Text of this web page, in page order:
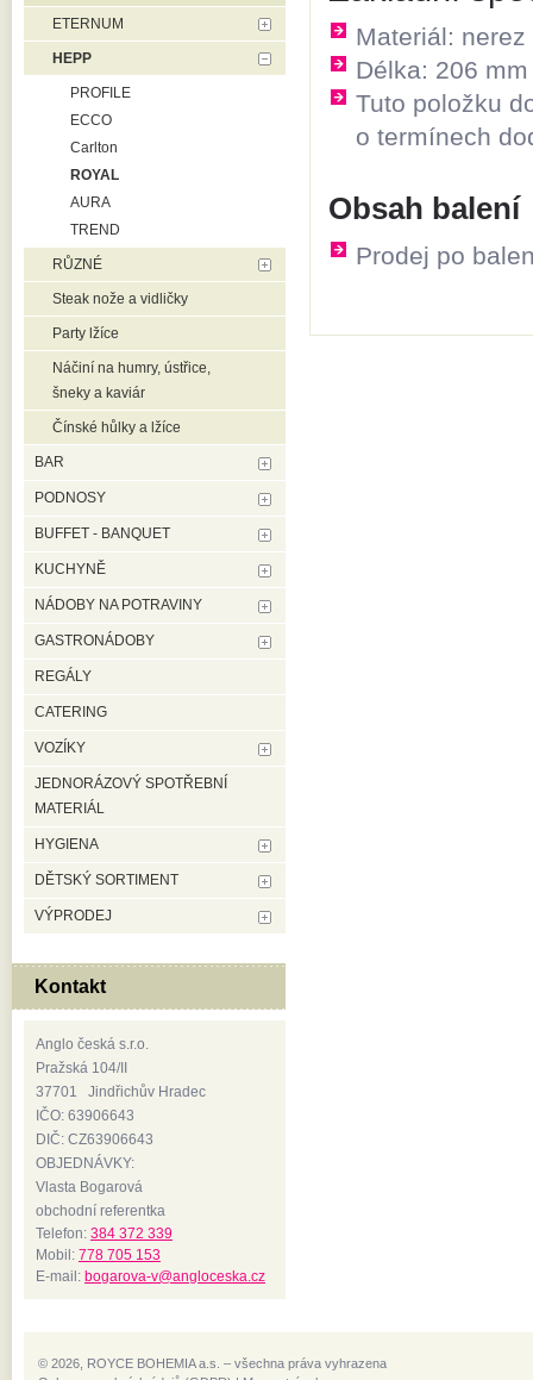
Materiál: nerez
Délka: 206 mm
Tuto položku
o termínech
Obsah balení
Prodej po
ETERNUM
HEPP
PROFILE
ECCO
Carlton
ROYAL
AURA
TREND
RŮZNÉ
Steak nože a vidličky
Party lžíce
Náčiní na humry, ústřice,
šneky a kaviár
Čínské hůlky a lžíce
BAR
PODNOSY
BUFFET - BANQUET
KUCHYNĚ
NÁDOBY NA POTRAVINY
GASTRONÁDOBY
REGÁLY
CATERING
VOZÍKY
JEDNORÁZOVÝ SPOTŘEBNÍ
MATERIÁL
HYGIENA
DĚTSKÝ SORTIMENT
VÝPRODEJ
Kontakt
Anglo česká s.r.o.
Pražská 104/II
37701 Jindřichův Hradec
IČO: 63906643
DIČ: CZ63906643
OBJEDNÁVKY:
Vlasta Bogarová
obchodní referentka
Telefon: 384 372 339
Mobil: 778 705 153
E-mail: bogarova-v@angloceska.cz
© 2026, ROYCE BOHEMIA a.s. – všechna práva vyhrazena